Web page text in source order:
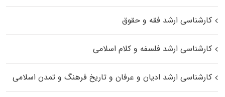
کارشناسی ارشد فقه و حقوق
کارشناسی ارشد فلسفه و کلام اسلامی
کارشناسی ارشد ادیان و عرفان و تاریخ فرهنگ و تمدن اسلامی